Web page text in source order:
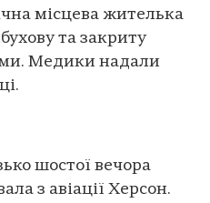
місцева жителька
та закриту
Медики надали
шостої вечора
з авіації Херсон.